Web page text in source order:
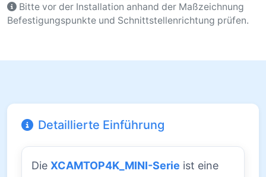
Bitte vor der Installation anhand der Maßzeichnung
Befestigungspunkte und Schnittstellenrichtung prüfen.
Detaillierte Einführung
Die XCAMTOP4K_MINI-Serie ist eine